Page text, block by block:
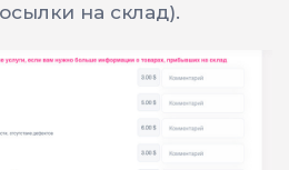
на склад).